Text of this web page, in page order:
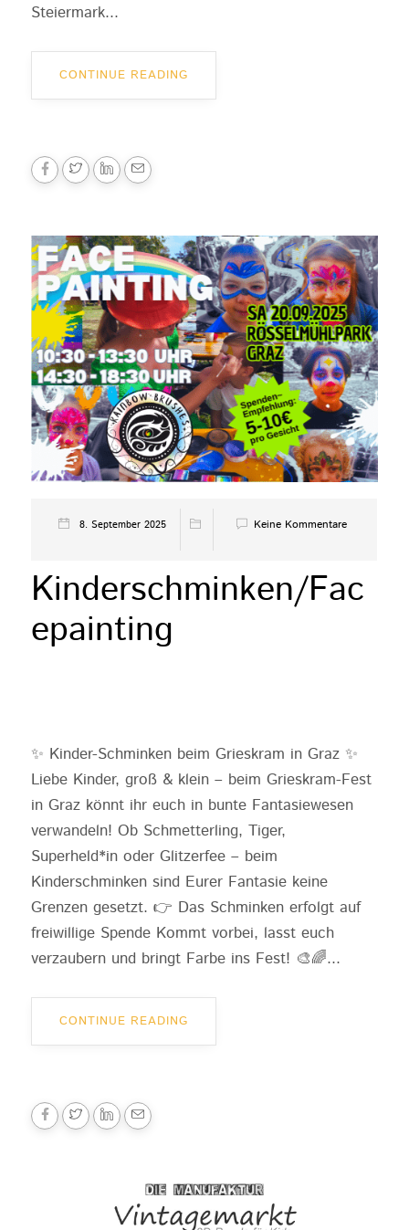
Steiermark...
CONTINUE READING
8. September 2025 Keine Kommentare
Kinderschminken/Fac
epainting
✨ Kinder-Schminken beim Grieskram in Graz ✨
Liebe Kinder, groß & klein – beim Grieskram-Fest
in Graz könnt ihr euch in bunte Fantasiewesen
verwandeln! Ob Schmetterling, Tiger,
Superheld*in oder Glitzerfee – beim
Kinderschminken sind Eurer Fantasie keine
Grenzen gesetzt. 👉 Das Schminken erfolgt auf
freiwillige Spende Kommt vorbei, lasst euch
verzaubern und bringt Farbe ins Fest! 🎨🌈...
CONTINUE READING